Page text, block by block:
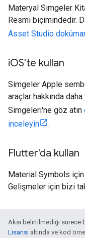
Materyal Simgeler
Resmi biçimindedir.
Asset Studio
iOS'te kullan
Simgeler Apple
araçlar hakkında
Simgeleri'ne göz atın
inceleyin
.
Flutter'da kullan
Material Symbols
Gelişmeler için bizi
Aksi belirtilmediği sürece
Lisansı altında ve kod